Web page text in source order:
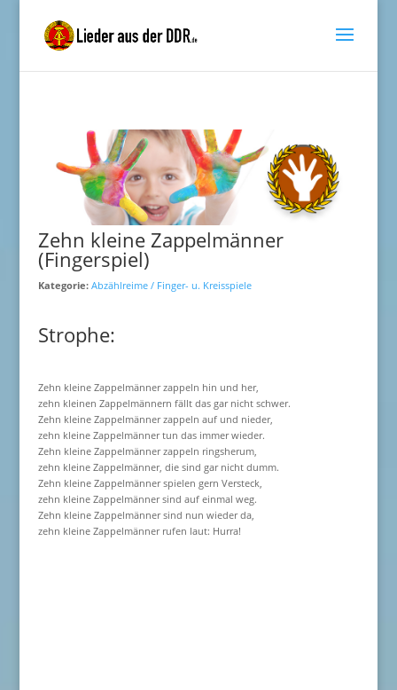
Zehn kleine Zappelmänner
(Fingerspiel)
Kategorie: Abzählreime / Finger- u. Kreisspiele
Strophe:
Zehn kleine Zappelmänner zappeln hin und her,
zehn kleinen Zappelmännern fällt das gar nicht schwer.
Zehn kleine Zappelmänner zappeln auf und nieder,
zehn kleine Zappelmänner tun das immer wieder.
Zehn kleine Zappelmänner zappeln ringsherum,
zehn kleine Zappelmänner, die sind gar nicht dumm.
Zehn kleine Zappelmänner spielen gern Versteck,
zehn kleine Zappelmänner sind auf einmal weg.
Zehn kleine Zappelmänner sind nun wieder da,
zehn kleine Zappelmänner rufen laut: Hurra!